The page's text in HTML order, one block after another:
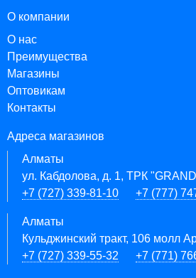
О компании
О нас
Преимущества
Магазины
Оптовикам
Контакты
Адреса магазинов
Алматы
ул. Кабдолова, д. 1, ТРК
+7 (727) 339-81-10
+7 (777)
Алматы
Кульджинский тракт, 106 молл
+7 (727) 339-55-32
+7 (771)